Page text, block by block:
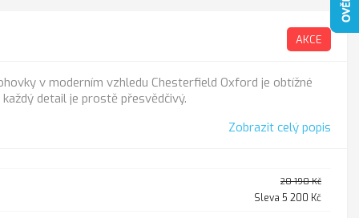
AKCE
v moderním vzhledu Chesterfield Oxford je obtížné
detail je prostě přesvědčivý.
Zobrazit celý popis
20 190 Kč
Sleva 5 200 Kč